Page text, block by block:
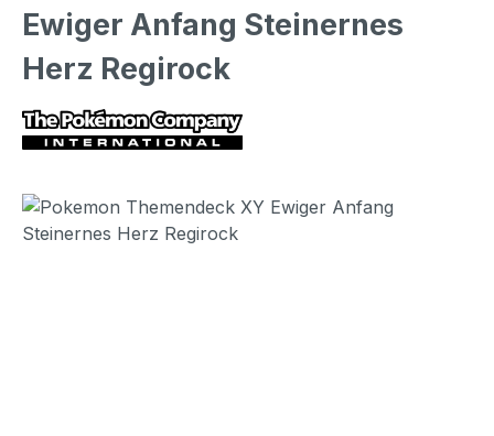
Ewiger Anfang Steinernes
Herz Regirock
Bildergalerie überspringen